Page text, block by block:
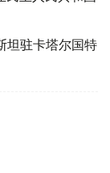
驻卡塔尔国特